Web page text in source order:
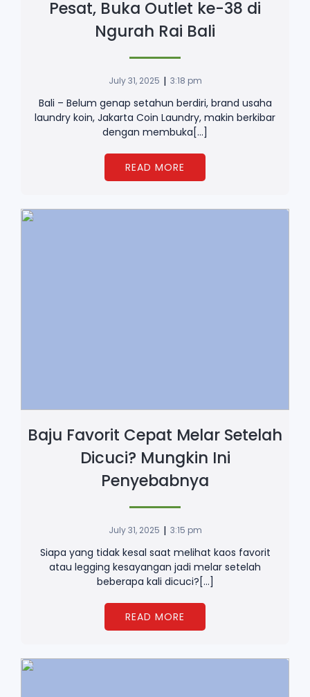
Pesat, Buka Outlet ke-38 di
Ngurah Rai Bali
July 31, 2025 | 3:18 pm
Bali – Belum genap setahun berdiri, brand usaha
laundry koin, Jakarta Coin Laundry, makin berkibar
dengan membuka[…]
READ MORE
Baju Favorit Cepat Melar Setelah
Dicuci? Mungkin Ini
Penyebabnya
July 31, 2025 | 3:15 pm
Siapa yang tidak kesal saat melihat kaos favorit
atau legging kesayangan jadi melar setelah
beberapa kali dicuci?[…]
READ MORE